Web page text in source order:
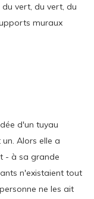
vert, du vert, du
muraux
d'un tuyau
Alors elle a
- à sa grande
n'existaient tout
ne les ait